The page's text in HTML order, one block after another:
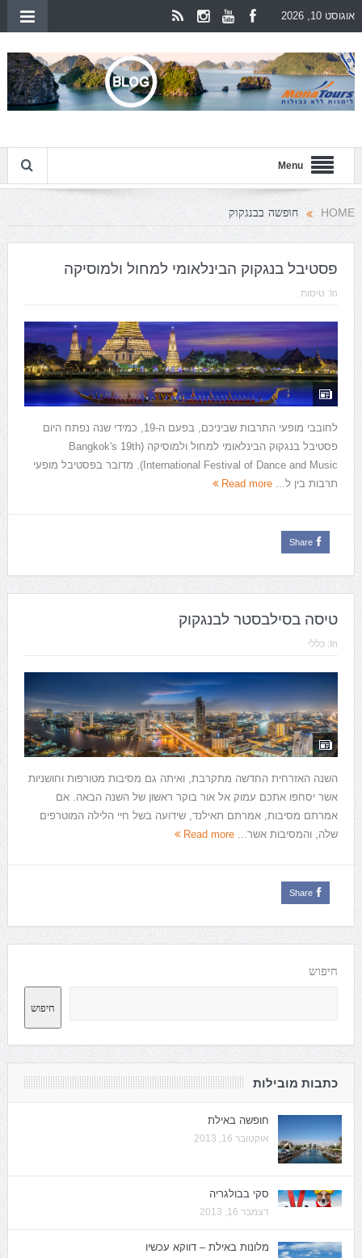
אוגוסט 10, 2026
Menu
HOME חופשה בבנגקוק
פסטיבל בנגקוק הבינלאומי למחול ולמוסיקה
In: טיסות
לחובבי מופעי התרבות שביניכם, בפעם ה-19, כמידי שנה נפתח היום
פסטיבל בנגקוק הבינלאומי למחול ולמוסיקה (Bangkok's 19th
International Festival of Dance and Music). מדובר בפסטיבל מופעי
תרבות בין ל... Read more
Share
טיסה בסילבסטר לבנגקוק
In: כללי
השנה האזרחית החדשה מתקרבת, ואיתה גם מסיבות מטורפות וחושניות
אשר יסחפו אתכם עמוק אל אור בוקר ראשון של השנה הבאה. אם
אמרתם מסיבות, אמרתם תאילנד, שידועה בשל חיי הלילה המוטרפים
שלה, והמסיבות אשר... Read more
Share
חיפוש
חיפוש
כתבות מובילות
חופשה באילת
אוקטובר 16, 2013
סקי בבולגריה
דצמבר 16, 2013
מלונות באילת – דווקא עכשיו